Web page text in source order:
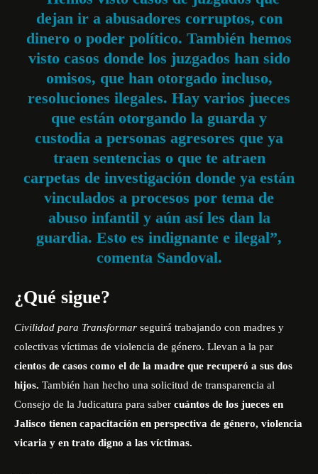
dejan ir a abusadores corruptos, con
dinero o poder político. También hemos
visto casos donde los juzgados han sido
omisos, que han otorgado incluso,
resoluciones ilegales. Hay varios jueces
que están otorgando la guarda y
custodia a personas agresores que ya
traen sentencias o que te atraen
carpetas de investigación donde ya están
vinculados a procesos por tema de
abuso infantil y aún así les dan la
guardia. Esto es indignante e ilegal”,
comenta Sandoval.
¿Qué sigue?
Civilidad para Transformar seguirá trabajando con madres y
colectivas víctimas de violencia de género. Llevan a la par
cientos de casos como el de la madre que recuperó a sus dos
hijos. También han hecho una solicitud de transparencia al
Consejo de la Judicatura para saber cuántos de los jueces en
Jalisco tienen capacitación en perspectiva de género, violencia
vicaria y en trato digno a las víctimas.